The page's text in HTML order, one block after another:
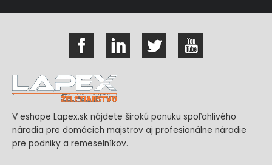
V eshope Lapex.sk nájdete širokú ponuku spoľahlivého
náradia pre domácich majstrov aj profesionálne náradie
pre podniky a remeselníkov.